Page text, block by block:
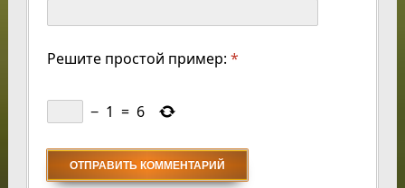
Решите простой пример: *
− 1 = 6